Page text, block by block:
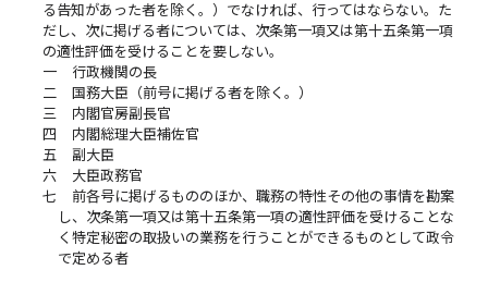
る告知があった者を除く。）でなければ、行ってはならない。た
だし、次に掲げる者については、次条第一項又は第十五条第一項
の適性評価を受けることを要しない。
一
行政機関の長
二
国務大臣（前号に掲げる者を除く。）
三
内閣官房副長官
四
内閣総理大臣補佐官
五
副大臣
六
大臣政務官
七
前各号に掲げるもののほか、職務の特性その他の事情を勘案
し、次条第一項又は第十五条第一項の適性評価を受けることな
く特定秘密の取扱いの業務を行うことができるものとして政令
で定める者